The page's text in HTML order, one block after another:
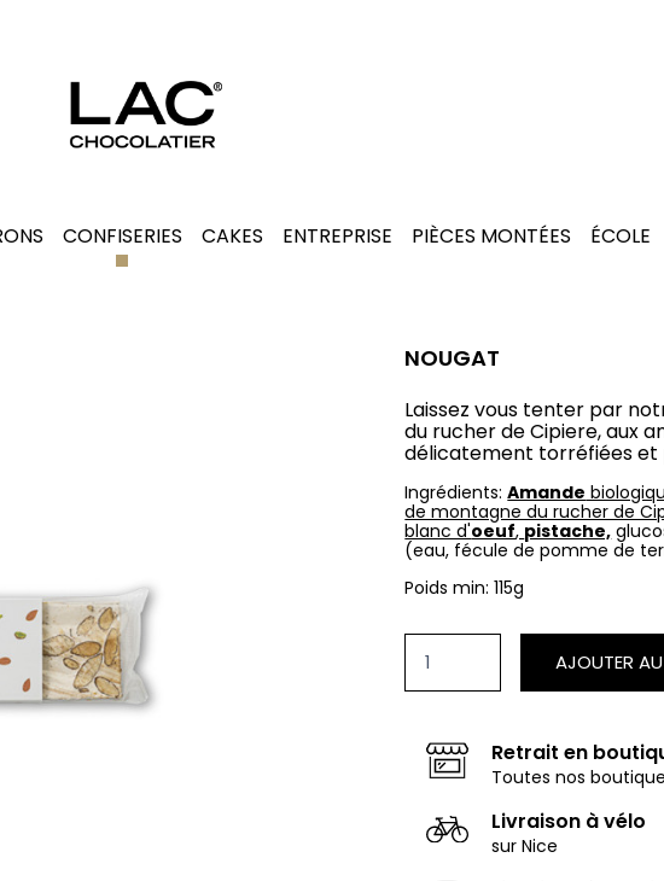
CONFISERIES CAKES ENTREPRISE PIÈCES MONTÉES ÉCOLE
NOUGAT
Laissez vous tenter par
du rucher de Cipiere, aux
délicatement torréfiées et
Ingrédients:Amande
de montagne du rucher de
blanc d'oeuf, pistache,
(eau, fécule de pomme de
Poids min: 115g
AJOUTER
Retrait en
Toutes nos
Livraison à vélo
sur Nice